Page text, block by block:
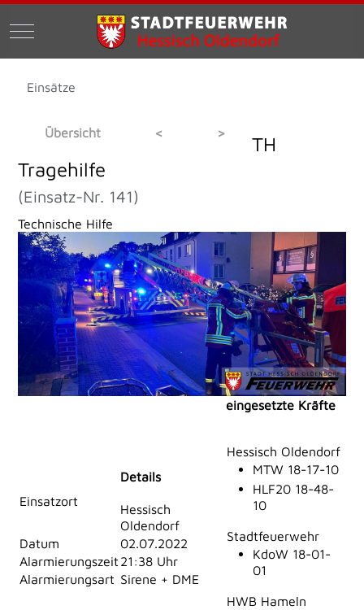
Mobile Menu Toggle
Einsätze
Übersicht < >
TH
Tragehilfe
(Einsatz-Nr. 141)
Technische Hilfe
Einsatzort
Details
Hessisch
Oldendorf
Datum
02.07.2022
Alarmierungszeit 21:38 Uhr
Alarmierungsart Sirene + DME
eingesetzte Kräfte
Hessisch Oldendorf
MTW 18-17-10
HLF20 18-48-
10
Stadtfeuerwehr
KdoW 18-01-
01
HWB Hameln